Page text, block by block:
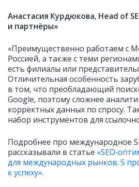
Анастасия Курдюкова, Head of
и партнёры»
«Преимущественно работаем с
Россией, а также с теми
есть филиалы или
Отличительная особенность
в том, что преобладающий
Google, поэтому сложнее
корректных данных по спросу.
набор инструментов для
Подробнее про международное
рассказывали в статье
для международных рынков: 5
к успеху».